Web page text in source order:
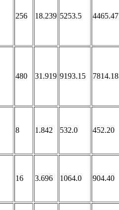
256 18.239 5253.5 4465.47
480 31.919 9193.15 7814.18
8 1.842 532.0 452.20
16 3.696 1064.0 904.40